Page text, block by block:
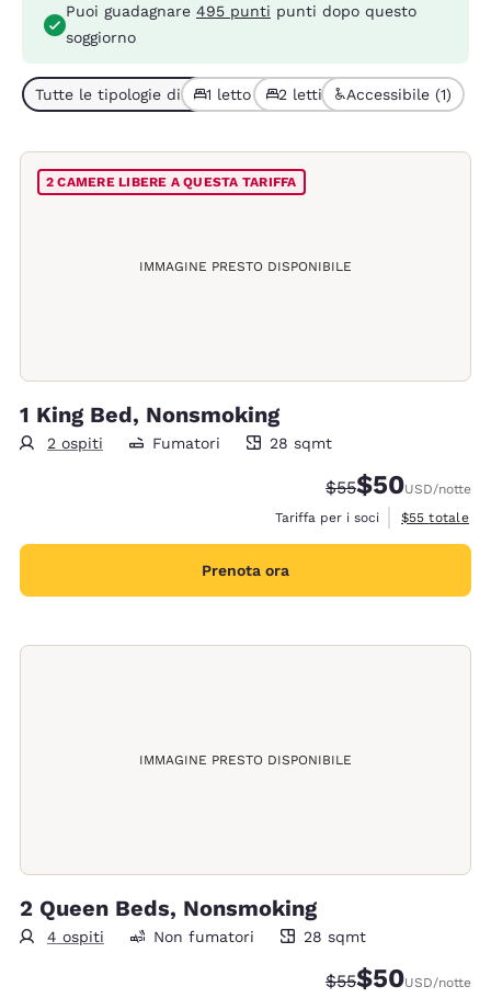
Puoi guadagnare 495 punti punti dopo questo
soggiorno
Tutte le tipologie di camera (6)
1 letto (3)2 letti (3)Accessibile (1)
IMMAGINE PRESTO DISPONIBILE
2 CAMERE LIBERE A QUESTA TARIFFA
1 King Bed, Nonsmoking
2 ospiti
28 metri quadri
Fumatori 28 sqmt
Tariffa di
$55Tariffa
$50USD/notte
Tariffa per i soci
Visualizza i
$55 totale
Prenota ora
IMMAGINE PRESTO DISPONIBILE
2 Queen Beds, Nonsmoking
4 ospiti
28 metri quadri
Non fumatori 28 sqmt
Tariffa di
$55Tariffa
$50USD/notte